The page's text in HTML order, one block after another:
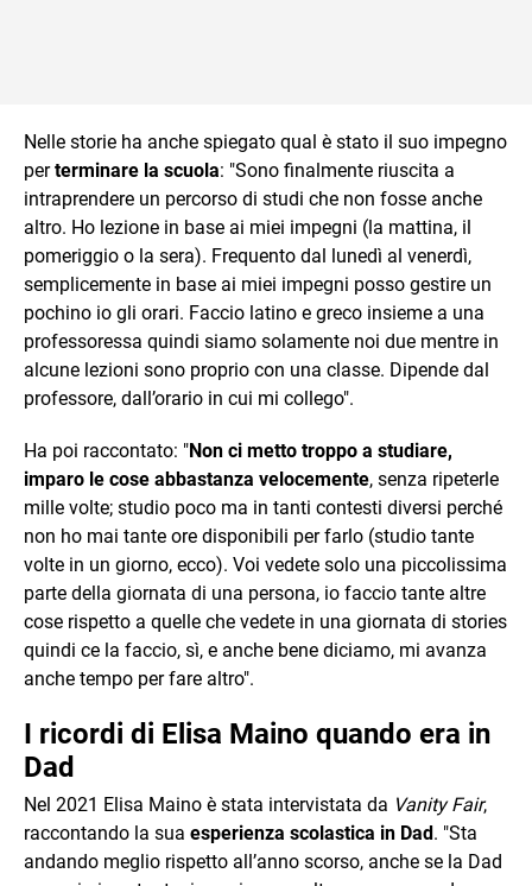
Nelle storie ha anche spiegato qual è stato il suo impegno
perterminare la scuola: "Sono finalmente riuscita a
intraprendere un percorso di studi che non fosse anche
altro. Ho lezione in base ai miei impegni (la mattina, il
pomeriggio o la sera). Frequento dal lunedì al venerdì,
semplicemente in base ai miei impegni posso gestire un
pochino io gli orari. Faccio latino e greco insieme a una
professoressa quindi siamo solamente noi due mentre in
alcune lezioni sono proprio con una classe. Dipende dal
professore, dall’orario in cui mi collego".
Ha poi raccontato: "Non ci metto troppo a studiare,
imparo le cose abbastanza velocemente, senza ripeterle
mille volte; studio poco ma in tanti contesti diversi perché
non ho mai tante ore disponibili per farlo (studio tante
volte in un giorno, ecco). Voi vedete solo una piccolissima
parte della giornata di una persona, io faccio tante altre
cose rispetto a quelle che vedete in una giornata di stories
quindi ce la faccio, sì, e anche bene diciamo, mi avanza
anche tempo per fare altro".
I ricordi di Elisa Maino quando era in
Dad
Nel 2021 Elisa Maino è stata intervistata da Vanity Fair,
raccontando la sua esperienza scolastica in Dad. "Sta
andando meglio rispetto all’anno scorso, anche se la Dad